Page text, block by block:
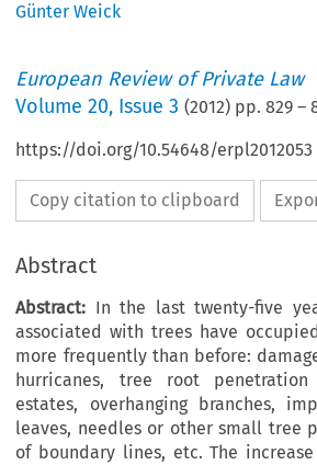
Günter Weick
European Review of Private Law
Volume20, Issue 3 (2012) pp.829 –
https://doi.org/10.54648/erpl2012053
Copy citation to clipboard
Abstract
Abstract: In the last twenty-five
associated with trees have
more frequently than before:
hurricanes, tree root
estates, overhanging branches,
leaves, needles or other small tree
of boundary lines, etc. The